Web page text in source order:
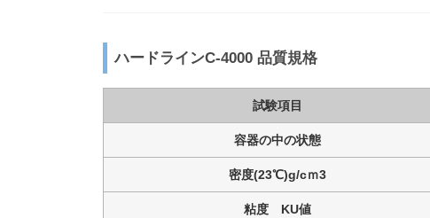
ハードラインC-4000 品質規格
試験項目
容器の中の状態
密度(23℃)g/cｍ3
粘度 KU値